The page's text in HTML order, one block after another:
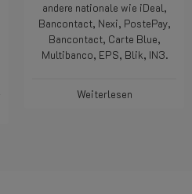
andere nationale wie iDeal,
Bancontact, Nexi, PostePay,
Bancontact, Carte Blue,
Multibanco, EPS, Blik, IN3.
Weiterlesen